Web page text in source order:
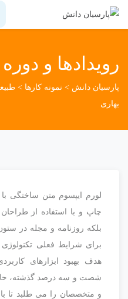
رویدادها و
پارسیان دانش > نمونه کارها >
بهاری
لورم ایپسوم متن ساختگی
چاپ و با استفاده از
بلکه روزنامه و مجله در
برای شرایط فعلی تکنولوژی
هدف بهبود ابزارهای
شصت و سه درصد گذشته،
و متخصصان را می طلبد تا با